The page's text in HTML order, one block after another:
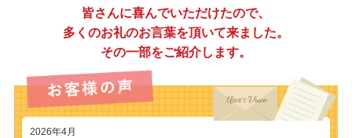
皆さんに喜んでいただけたので、
多くのお礼のお言葉を頂いて来ました。
その一部をご紹介します。
2026年4月